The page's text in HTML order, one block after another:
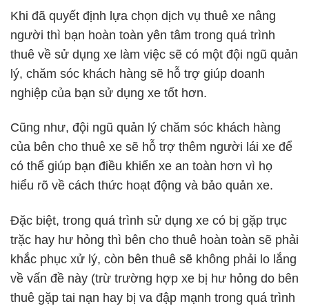
Khi đã quyết định lựa chọn dịch vụ thuê xe nâng
người thì bạn hoàn toàn yên tâm trong quá trình
thuê về sử dụng xe làm việc sẽ có một đội ngũ quản
lý, chăm sóc khách hàng sẽ hỗ trợ giúp doanh
nghiệp của bạn sử dụng xe tốt hơn.
Cũng như, đội ngũ quản lý chăm sóc khách hàng
của bên cho thuê xe sẽ hỗ trợ thêm người lái xe để
có thể giúp bạn điều khiển xe an toàn hơn vì họ
hiểu rõ về cách thức hoạt động và bảo quản xe.
Đặc biệt, trong quá trình sử dụng xe có bị gặp trục
trặc hay hư hỏng thì bên cho thuê hoàn toàn sẽ phải
khắc phục xử lý, còn bên thuê sẽ không phải lo lắng
về vấn đề này (trừ trường hợp xe bị hư hỏng do bên
thuê gặp tai nạn hay bị va đập mạnh trong quá trình